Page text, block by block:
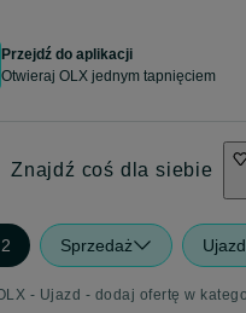
Przejdź do aplikacji
Otwieraj OLX jednym tapnięciem
Znajdź coś dla siebie
2 Sprzedaż Ujazd